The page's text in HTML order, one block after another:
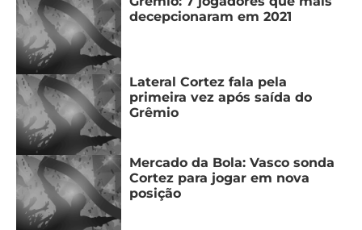
decepcionaram em 2021
Lateral Cortez fala pela
primeira vez após saída do
Grêmio
Mercado da Bola: Vasco sonda
Cortez para jogar em nova
posição